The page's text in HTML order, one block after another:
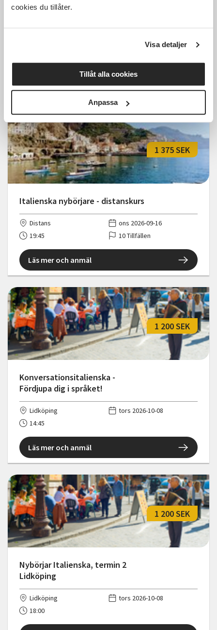
cookies du tillåter.
Visa detaljer
Tillåt alla cookies
Anpassa
Italienska nybörjare, andra
ons 2026-09-16
Läs mer och anmäl
Italienska nybörjare - distanskurs
1 375 SEK
Distans
ons 2026-09-16
19:45
10 Tillfällen
Läs mer och anmäl
Konversationsitalienska -
Fördjupa dig i språket!
1 200 SEK
Lidköping
tors 2026-10-08
14:45
Läs mer och anmäl
Nybörjar Italienska, termin 2
Lidköping
1 200 SEK
Lidköping
tors 2026-10-08
18:00